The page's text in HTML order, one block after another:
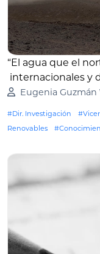
“El agua que el
internacionales y
Eugenia Guzmán
#Dir. Investigación
Renovables